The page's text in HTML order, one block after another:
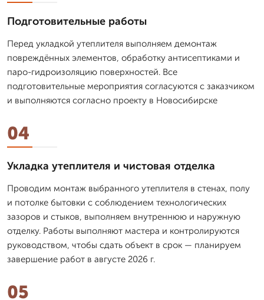
Подготовительные работы
Перед укладкой утеплителя выполняем демонтаж
повреждённых элементов, обработку антисептиками и
паро-гидроизоляцию поверхностей. Все
подготовительные мероприятия согласуются с заказчиком
и выполняются согласно проекту в Новосибирске
04
Укладка утеплителя и чистовая отделка
Проводим монтаж выбранного утеплителя в стенах, полу
и потолке бытовки с соблюдением технологических
зазоров и стыков, выполняем внутреннюю и наружную
отделку. Работы выполняют мастера и контролируются
руководством, чтобы сдать объект в срок — планируем
завершение работ в августе 2026 г.
05